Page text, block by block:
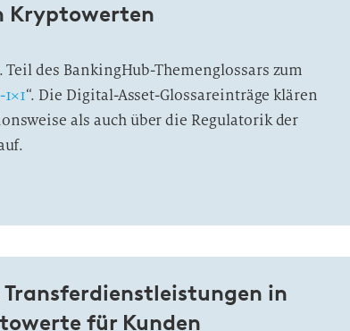
Kryptowerten
Teil des BankingHub-Themenglossars zum
“. Die Digital-Asset-Glossareinträge klären
als auch über die Regulatorik der
in
für Kunden